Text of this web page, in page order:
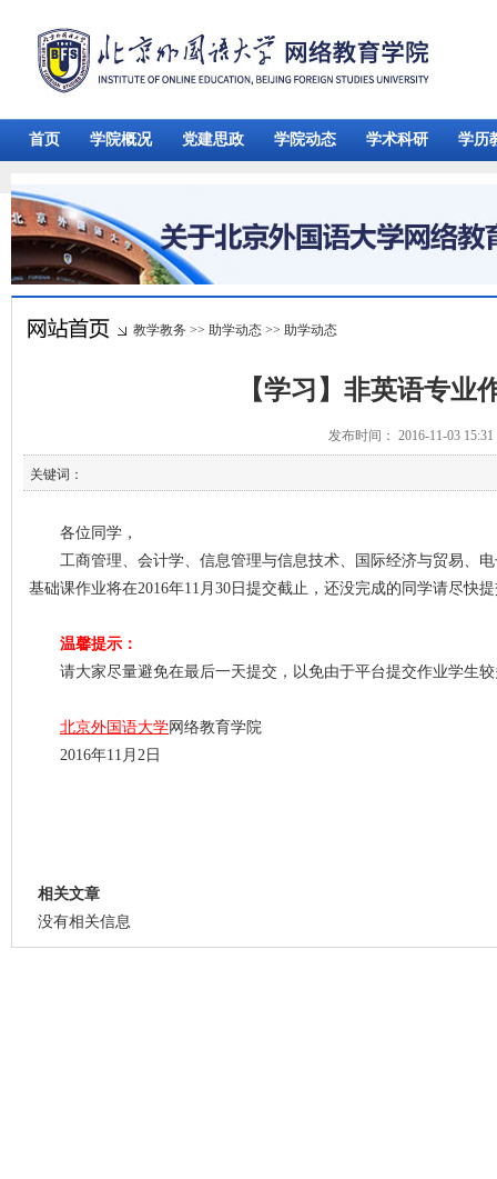
首页 学院概况 党建思政 学院动态 学术科研 学历
教学教务 >> 助学动态 >> 助学动态
【学习】非英语专业
发布时间： 2016-11-03
关键词：
各位同学，
工商管理、会计学、信息管理与信息技术、国际经济与贸易、
基础课作业将在2016年11月30日提交截止，还没完成的同学请尽快
温馨提示：
请大家尽量避免在最后一天提交，以免由于平台提交作业学生
北京外国语大学网络教育学院
2016年11月2日
相关文章
没有相关信息